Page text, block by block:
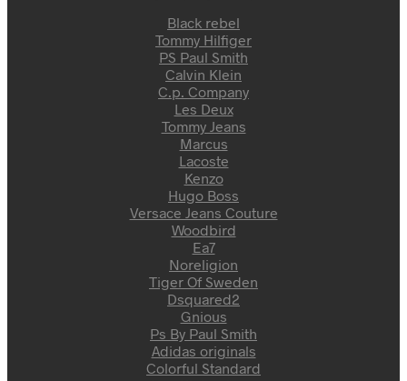
Black rebel
Tommy Hilfiger
PS Paul Smith
Calvin Klein
C.p. Company
Les Deux
Tommy Jeans
Marcus
Lacoste
Kenzo
Hugo Boss
Versace Jeans Couture
Woodbird
Ea7
Noreligion
Tiger Of Sweden
Dsquared2
Gnious
Ps By Paul Smith
Adidas originals
Colorful Standard